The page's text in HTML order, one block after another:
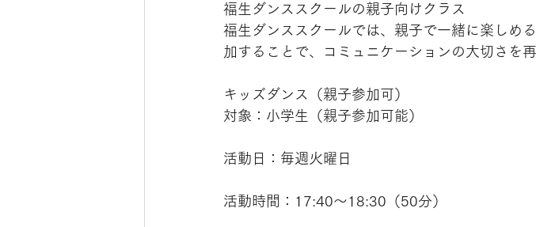
福生ダンススクールの親子向けクラス
福生ダンススクールでは、親子で一緒に楽しめ
加することで、コミュニケーションの大切さを
キッズダンス（親子参加可）
対象：小学生（親子参加可能）
活動日：毎週火曜日
活動時間：17:40〜18:30（50分）